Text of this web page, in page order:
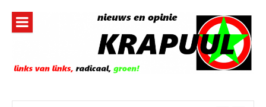
inhoud